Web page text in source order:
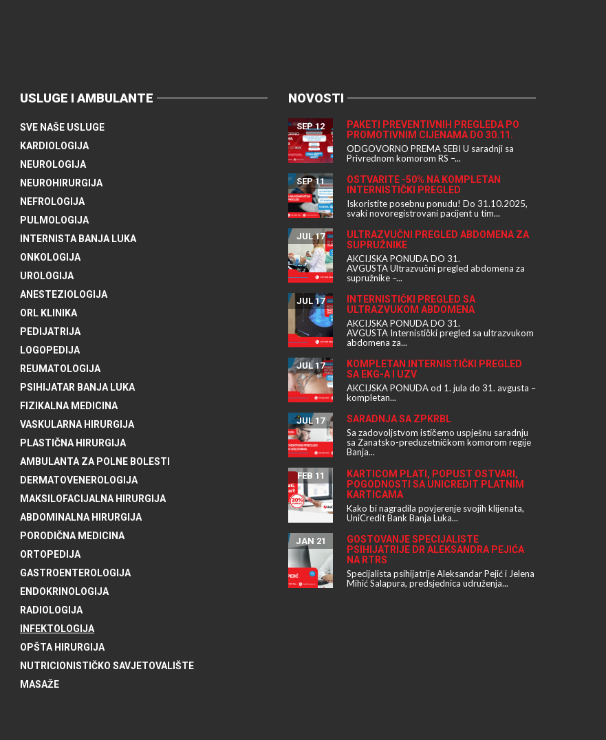
USLUGE I AMBULANTE
SVE NAŠE USLUGE
KARDIOLOGIJA
NEUROLOGIJA
NEUROHIRURGIJA
NEFROLOGIJA
PULMOLOGIJA
INTERNISTA BANJA LUKA
ONKOLOGIJA
UROLOGIJA
ANESTEZIOLOGIJA
ORL KLINIKA
PEDIJATRIJA
LOGOPEDIJA
REUMATOLOGIJA
PSIHIJATAR BANJA LUKA
FIZIKALNA MEDICINA
VASKULARNA HIRURGIJA
PLASTIČNA HIRURGIJA
AMBULANTA ZA POLNE BOLESTI
DERMATOVENEROLOGIJA
MAKSILOFACIJALNA HIRURGIJA
ABDOMINALNA HIRURGIJA
PORODIČNA MEDICINA
ORTOPEDIJA
GASTROENTEROLOGIJA
ENDOKRINOLOGIJA
RADIOLOGIJA
INFEKTOLOGIJA
OPŠTA HIRURGIJA
NUTRICIONISTIČKO SAVJETOVALIŠTE
MASAŽE
NOVOSTI
PAKETI PREVENTIVNIH PREGLEDA PO
PROMOTIVNIM CIJENAMA DO 30.11.
SEP 12
ODGOVORNO PREMA SEBI U saradnji sa
Privrednom komorom RS –...
OSTVARITE -50% NA KOMPLETAN
INTERNISTIČKI PREGLED
SEP 11
Iskoristite posebnu ponudu! Do 31.10.2025,
svaki novoregistrovani pacijent u tim...
ULTRAZVUČNI PREGLED ABDOMENA ZA
SUPRUŽNIKE
JUL 17
AKCIJSKA PONUDA DO 31.
AVGUSTA Ultrazvučni pregled abdomena za
supružnike –...
INTERNISTIČKI PREGLED SA
ULTRAZVUKOM ABDOMENA
JUL 17
AKCIJSKA PONUDA DO 31.
AVGUSTA Internistički pregled sa ultrazvukom
abdomena za...
KOMPLETAN INTERNISTIČKI PREGLED
SA EKG-A I UZV
JUL 17
AKCIJSKA PONUDA od 1. jula do 31. avgusta –
kompletan...
SARADNJA SA ZPKRBL
JUL 17
Sa zadovoljstvom ističemo uspješnu saradnju
sa Zanatsko-preduzetničkom komorom regije
Banja...
KARTICOM PLATI, POPUST OSTVARI,
POGODNOSTI SA UNICREDIT PLATNIM
KARTICAMA
FEB 11
Kako bi nagradila povjerenje svojih klijenata,
UniCredit Bank Banja Luka...
GOSTOVANJE SPECIJALISTE
PSIHIJATRIJE DR ALEKSANDRA PEJIĆA
NA RTRS
JAN 21
Specijalista psihijatrije Aleksandar Pejić i Jelena
Mihić Salapura, predsjednica udruženja...